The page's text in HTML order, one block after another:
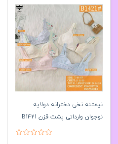
نیمتنه نخی دخترانه دولایه
نوجوان وارداتی پشت قزن B1421
فری سایزکد۲۰۲۰۷۸👙 بسته 6